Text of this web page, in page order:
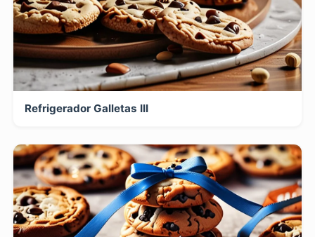
Refrigerador Galletas III